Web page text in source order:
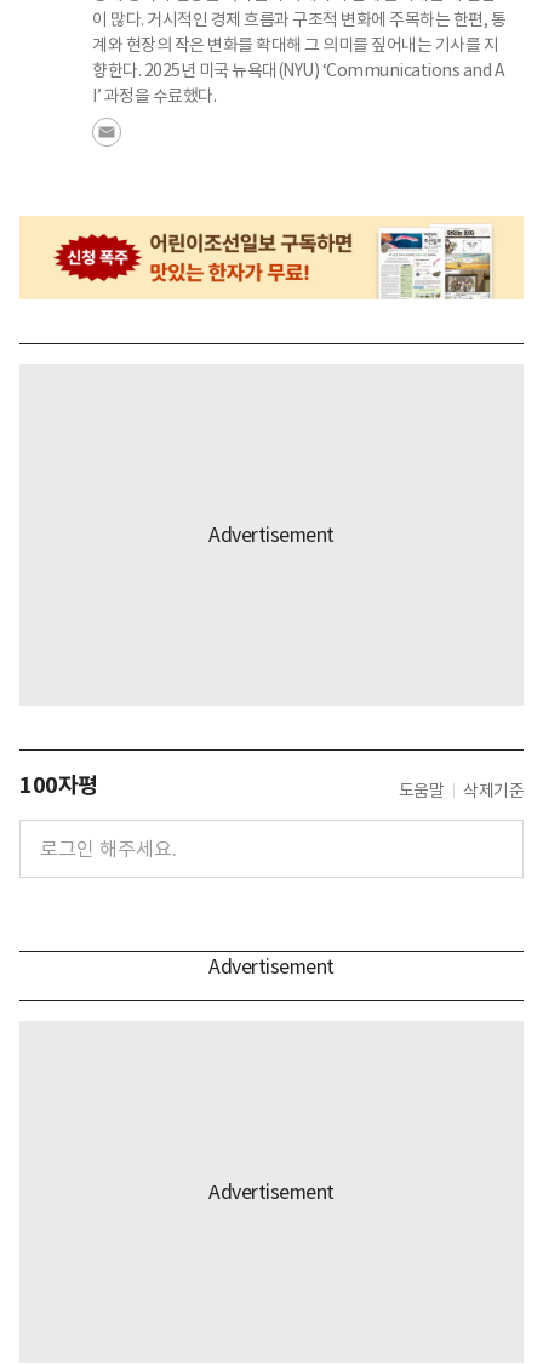
이 많다. 거시적인 경제 흐름과 구조적 변화에 주목하는 한편, 통
계와 현장의 작은 변화를 확대해 그 의미를 짚어내는 기사를 지
향한다. 2025년 미국 뉴욕대(NYU) ‘Communications and A
I’ 과정을 수료했다.
100자평 도움말 삭제기준